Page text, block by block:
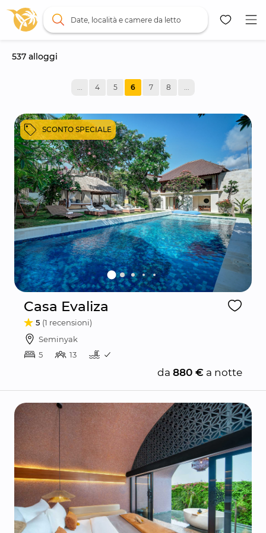
Date, località e camere da letto
537 alloggi
... 4 5 6 7 8 ...
SCONTO SPECIALE
Casa Evaliza
5 (1 recensioni)
Seminyak
5
13
da 880 € a notte